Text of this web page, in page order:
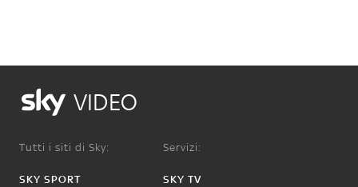
VIDEO
Tutti i siti di Sky:
SKY SPORT
Servizi:
SKY TV